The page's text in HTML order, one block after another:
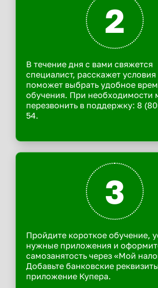
2
В течение дня с вами свяжется
специалист, расскажет
поможет выбрать удобное
обучения. При необходимости
перезвонить в поддержку: 8
54.
3
Пройдите короткое обучение,
нужные приложения и
самозанятость через «Мой
Добавьте банковские
приложение Купера.